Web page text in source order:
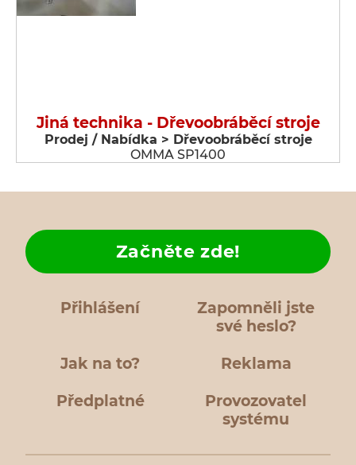
Jiná technika - Dřevoobráběcí stroje
Prodej / Nabídka > Dřevoobráběcí stroje
OMMA SP1400
Přihlášení
Zapomněli jste
své heslo?
Jak na to?
Začněte zde!
Reklama
Předplatné
Provozovatel
systému